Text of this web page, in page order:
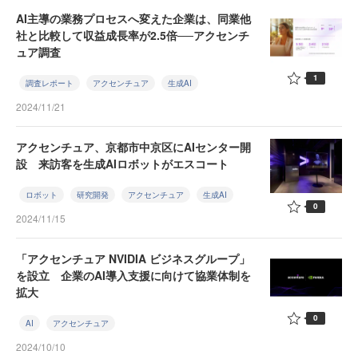
AI主導の業務プロセスへ変えた企業は、同業他
社と比較して収益成長率が2.5倍──アクセンチ
ュア調査
調査レポート アクセンチュア 生成AI
2024/11/21
1
アクセンチュア、京都市中京区にAIセンター開
設 来訪客を生成AIロボットがエスコート
ロボット 研究開発 アクセンチュア 生成AI
2024/11/15
0
「アクセンチュア NVIDIA ビジネスグループ」
を設立 企業のAI導入支援に向けて協業体制を
拡大
AI アクセンチュア
2024/10/10
0